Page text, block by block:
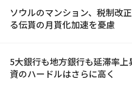
ソウルのマンション、税制改
る伝貰の月貰化加速を憂慮
5大銀行も地方銀行も延滞率
資のハードルはさらに高く